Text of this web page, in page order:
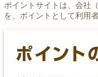
ポイントサイトは、会社
を、ポイントとして利用